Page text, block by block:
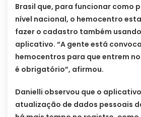
Brasil que, para funcionar como
nível nacional, o hemocentro
fazer o cadastro também
aplicativo. “A gente está
hemocentros para que entrem
é obrigatório”, afirmou.
Danielli observou que o
atualização de dados pessoais